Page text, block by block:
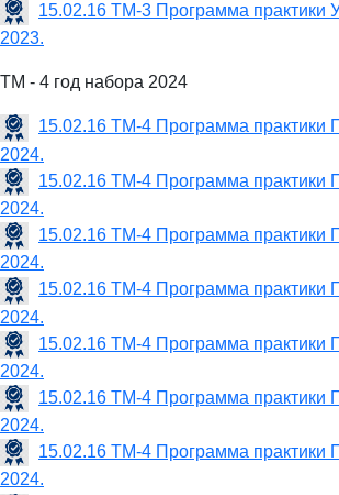
15.02.16 ТМ-3 Программа практики
2023.
ТМ - 4 год набора 2024
15.02.16 ТМ-4 Программа практики
2024.
15.02.16 ТМ-4 Программа практики
2024.
15.02.16 ТМ-4 Программа практики
2024.
15.02.16 ТМ-4 Программа практики
2024.
15.02.16 ТМ-4 Программа практики
2024.
15.02.16 ТМ-4 Программа практики
2024.
15.02.16 ТМ-4 Программа практики
2024.